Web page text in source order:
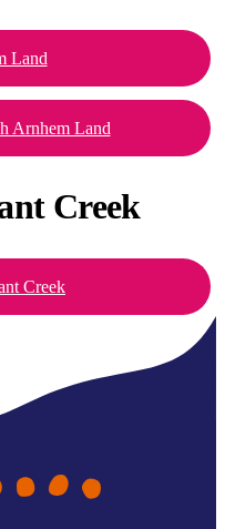
Land
Arnhem Land
Creek
Creek